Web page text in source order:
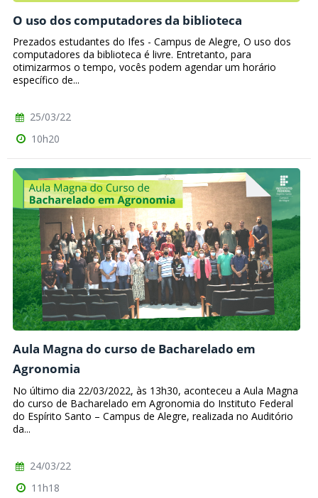
O uso dos computadores da biblioteca
Prezados estudantes do Ifes - Campus de Alegre, O uso dos
computadores da biblioteca é livre. Entretanto, para
otimizarmos o tempo, vocês podem agendar um horário
específico de...
25/03/22
10h20
Aula Magna do curso de Bacharelado em
Agronomia
No último dia 22/03/2022, às 13h30, aconteceu a Aula Magna
do curso de Bacharelado em Agronomia do Instituto Federal
do Espírito Santo – Campus de Alegre, realizada no Auditório
da...
24/03/22
11h18